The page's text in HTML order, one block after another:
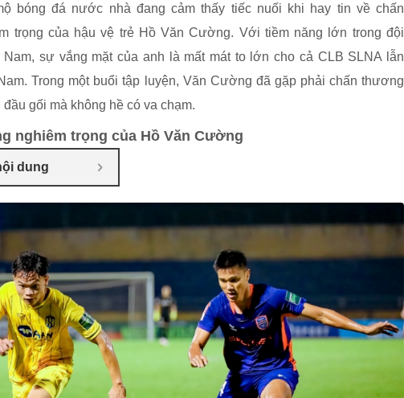
bóng đá nước nhà đang cảm thấy tiếc nuối khi hay tin về chấn
trọng của hậu vệ trẻ Hồ Văn Cường. Với tiềm năng lớn trong đội
Nam, sự vắng mặt của anh là mất mát to lớn cho cả CLB SLNA lẫn
Trong một buổi tập luyện, Văn Cường đã gặp phải chấn thương
gối mà không hề có va chạm.
nghiêm trọng của Hồ Văn Cường
dung